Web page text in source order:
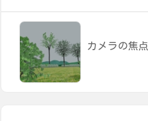
カメラの焦点